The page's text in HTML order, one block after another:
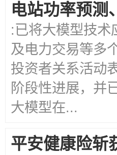
电站功率预测
:已将大模型技术
及电力交易等多
投资者关系活动
阶段性进展，并
大模型在...
平安健康险斩